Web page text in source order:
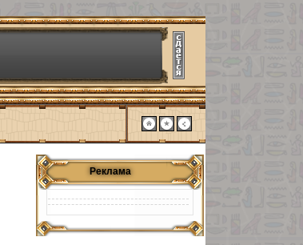
Реклама